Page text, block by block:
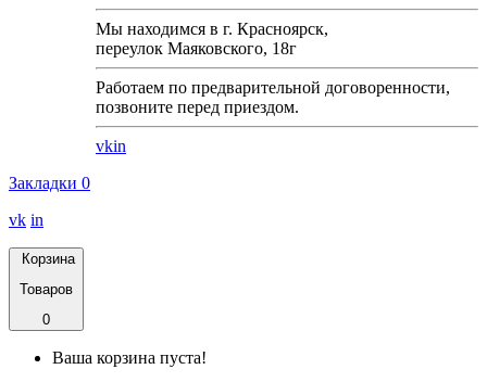
Мы находимся в г. Красноярск,
переулок Маяковского, 18г
Работаем по предварительной договоренности,
позвоните перед приездом.
vkin
Закладки 0
vk in
Корзина
Товаров
0
Ваша корзина пуста!